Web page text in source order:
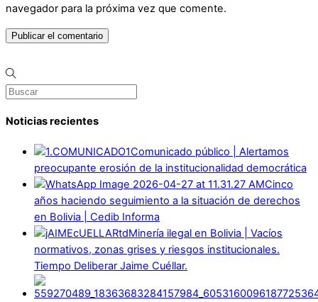
navegador para la próxima vez que comente.
Noticias recientes
Comunicado público | Alertamos
preocupante erosión de la institucionalidad democrática
Cinco
años haciendo seguimiento a la situación de derechos
en Bolivia | Cedib Informa
Minería ilegal en Bolivia | Vacíos
normativos, zonas grises y riesgos institucionales.
Tiempo Deliberar Jaime Cuéllar.